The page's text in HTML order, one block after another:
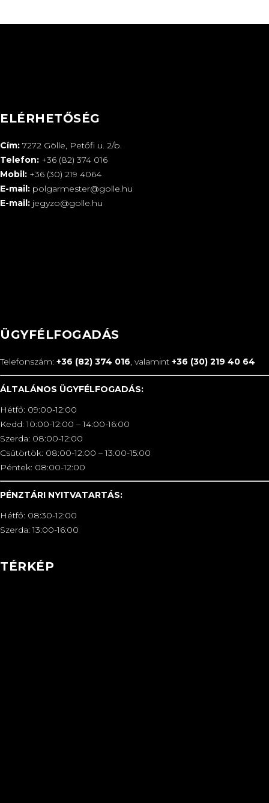
ELÉRHETŐSÉG
Cím: 7272 Gölle, Petőfi u. 2/b.
Telefon: +36 (82) 374 016
Mobil: +36 (30) 219 4064
E-mail: polgarmester@golle.hu
E-mail: jegyzo@golle.hu
ÜGYFÉLFOGADÁS
Telefonszám: +36 (82) 374 016, valamint +36 (30) 219 40 64
ÁLTALÁNOS ÜGYFÉLFOGADÁS:
Hétfő: 09:00-12:00
Kedd: 10:00-12:00 – 14:00-16:00
Szerda: 08:00-12:00
Csütörtök: 08:00-12:00 – 13:00-15:00
Péntek: 08:00-12:00
PÉNZTÁRI NYITVATARTÁS:
Hétfő: 08:30-12:00
Szerda: 13:00-16:00
TÉRKÉP